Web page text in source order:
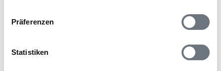
Präferenzen
Statistiken
Fyrrelunden 52